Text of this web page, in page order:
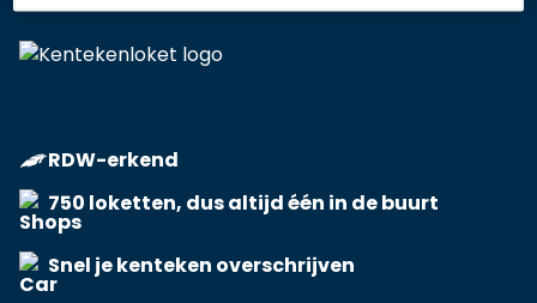
RDW-erkend
750 loketten, dus altijd één in de buurt
Snel je kenteken overschrijven